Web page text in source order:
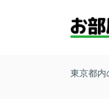
東京都内